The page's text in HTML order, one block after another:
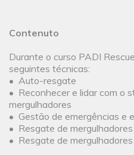
Contenuto
Durante o curso PADI
seguintes técnicas:
• Auto-resgate
• Reconhecer e lidar com o
mergulhadores
• Gestão de emergências e
• Resgate de
• Resgate de